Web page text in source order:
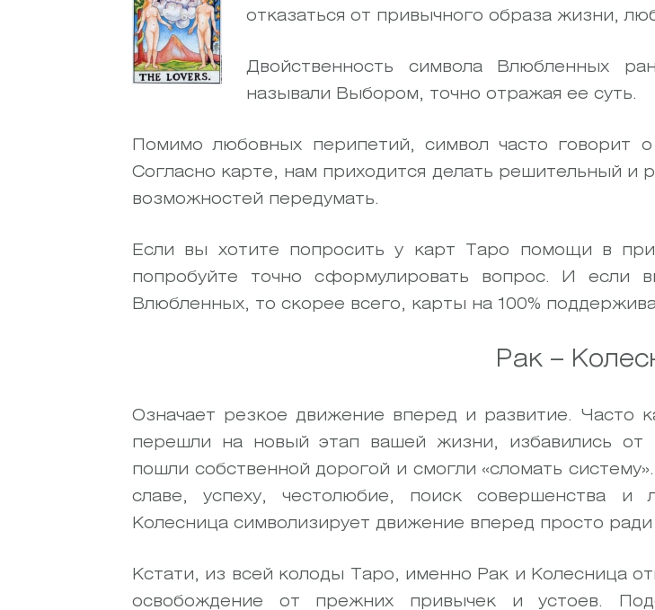
отказаться от привычного образа жизни,
Двойственность символа Влюбленных
называли Выбором, точно отражая ее суть.
Помимо любовных перипетий, символ часто
Согласно карте, нам приходится делать решительный и
возможностей передумать.
Если вы хотите попросить у карт Таро помощи в
попробуйте точно сформулировать вопрос. И если
Влюбленных, то скорее всего, карты на 100%
Рак –
Означает резкое движение вперед и развитие. Часто
перешли на новый этап вашей жизни, избавились от
пошли собственной дорогой и смогли «сломать
славе, успеху, честолюбие, поиск совершенства и
Колесница символизирует движение вперед просто ради
Кстати, из всей колоды Таро, именно Рак и Колесница
освобождение от прежних привычек и устоев.